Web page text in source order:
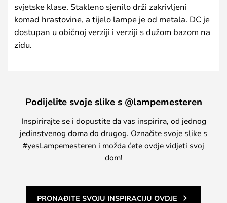
svjetske klase. Stakleno sjenilo drži zakrivljeni
komad hrastovine, a tijelo lampe je od metala. DC je
dostupan u običnoj verziji i verziji s dužom bazom na
zidu.
Podijelite svoje slike s @lampemesteren
Inspirirajte se i dopustite da vas inspirira, od jednog
jedinstvenog doma do drugog. Označite svoje slike s
#yesLampemesteren i možda ćete ovdje vidjeti svoj
dom!
PRONAĐITE SVOJU INSPIRACIJU OVDJE